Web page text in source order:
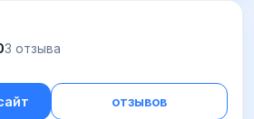
3 отзыва
отзывов